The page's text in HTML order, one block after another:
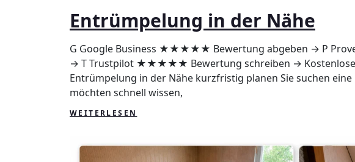
der
Entrümpelung in der Nähe
G Google Business ★★★★★ Bewertung abgeben → P
→ T Trustpilot ★★★★★ Bewertung schreiben → Kostenlose
Entrümpelung in der Nähe kurzfristig planen Sie suchen
möchten schnell wissen,
WEITERLESEN